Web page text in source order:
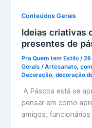
Conteúdos Gerais
Ideias criativas
presentes de
Pra Quem tem Estilo/
Gerais /Artesanato,
Decoração,decoração
A Páscoa está se
pensar em como
amigos,